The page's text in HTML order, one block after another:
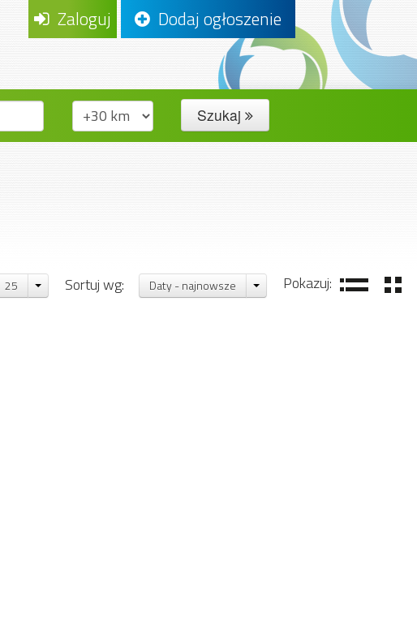
Zaloguj Dodaj ogłoszenie
Szukaj
Pokazuj:
Sortuj wg: Daty - najnowsze
25